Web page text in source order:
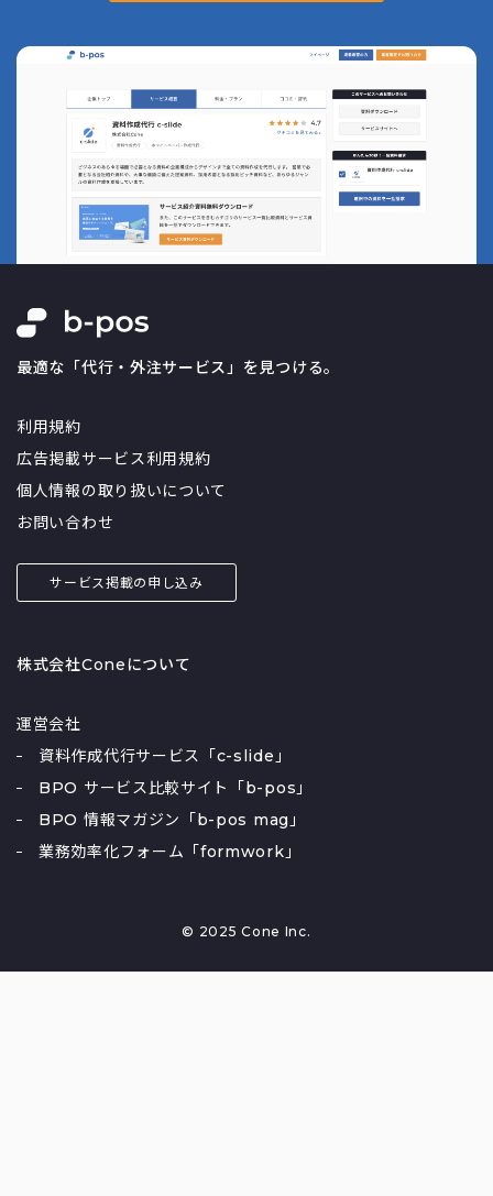
最適な「代行・外注サービス」を見つける。
利用規約
広告掲載サービス利用規約
個人情報の取り扱いについて
お問い合わせ
サービス掲載の申し込み
株式会社Coneについて
運営会社
資料作成代行サービス「c-slide」
BPO サービス比較サイト「b-pos」
BPO 情報マガジン「b-pos mag」
業務効率化フォーム「formwork」
© 2025 Cone Inc.